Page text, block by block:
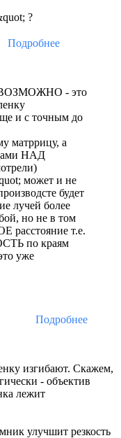
?
Подробнее
ВОЗМОЖНО - это
и с точным до
матррицу, а
НАД
может и не
будет
лучей более
но не в том
расстояние т.е.
по краям
уже
Подробнее
изгибают. Скажем,
- объектив
лежит
улучшит резкость